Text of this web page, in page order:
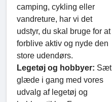
camping, cykling eller
vandreture, har vi det
udstyr, du skal bruge for at
forblive aktiv og nyde den
store udendørs.
Legetøj og hobbyer: Sæt
glæde i gang med vores
udvalg af legetøj og